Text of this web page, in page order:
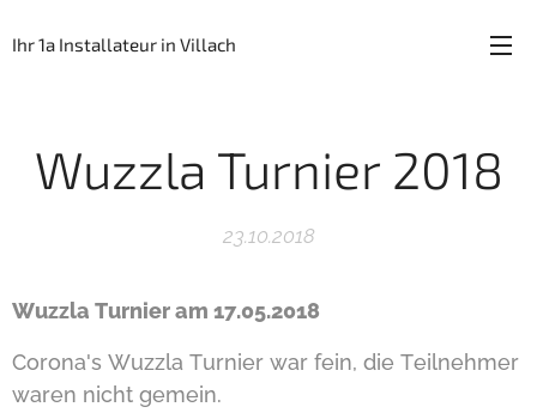
Ihr 1a Installateur in Villach
Wuzzla Turnier 2018
23.10.2018
Wuzzla Turnier am 17.05.2018
Corona's Wuzzla Turnier war fein, die Teilnehmer
waren nicht gemein.